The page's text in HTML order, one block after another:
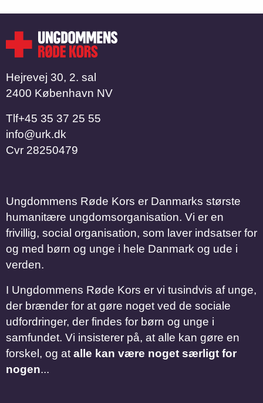
Hejrevej 30, 2. sal
2400 København NV
Tlf​​​​​​​+45 35 37 25 55
info@urk.dk
Cvr 28250479
Ungdommens Røde Kors er Danmarks største
humanitære ungdomsorganisation. Vi er en
frivillig, social organisation, som laver indsatser for
og med børn og unge i hele Danmark og ude i
verden.
I Ungdommens Røde Kors er vi tusindvis af unge,
der brænder for at gøre noget ved de sociale
udfordringer, der findes for børn og unge i
samfundet. Vi insisterer på, at alle kan gøre en
forskel, og at alle kan være noget særligt for
nogen...